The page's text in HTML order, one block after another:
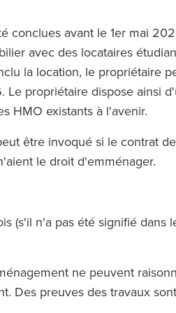
conclues avant le 1er mai
avec des locataires
la location, le propriétaire
Le propriétaire dispose ainsi
HMO existants à l'avenir.
être invoqué si le contrat
le droit d'emménager.
(s'il n'a pas été signifié dans
ne peuvent
Des preuves des travaux